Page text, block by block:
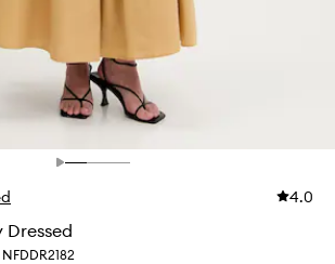
4.0
Dressed